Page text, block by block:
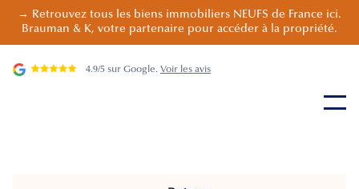
→ Retrouvez tous les biens immobiliers NEUFS de France ici.
Brauman & K, votre partenaire pour accéder à la propriété.
4.9/5 sur Google. Voir les avis